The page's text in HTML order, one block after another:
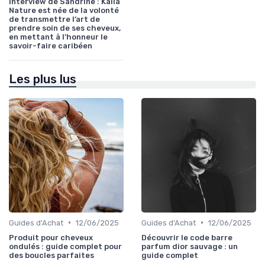
Nature est née de la volonté
de transmettre l’art de
prendre soin de ses cheveux,
en mettant à l’honneur le
savoir-faire caribéen
Les plus lus
Guides d'Achat • 12/06/2025
Produit pour cheveux
ondulés : guide complet pour
des boucles parfaites
Guides d'Achat • 12/06/2025
Découvrir le code barre
parfum dior sauvage : un
guide complet